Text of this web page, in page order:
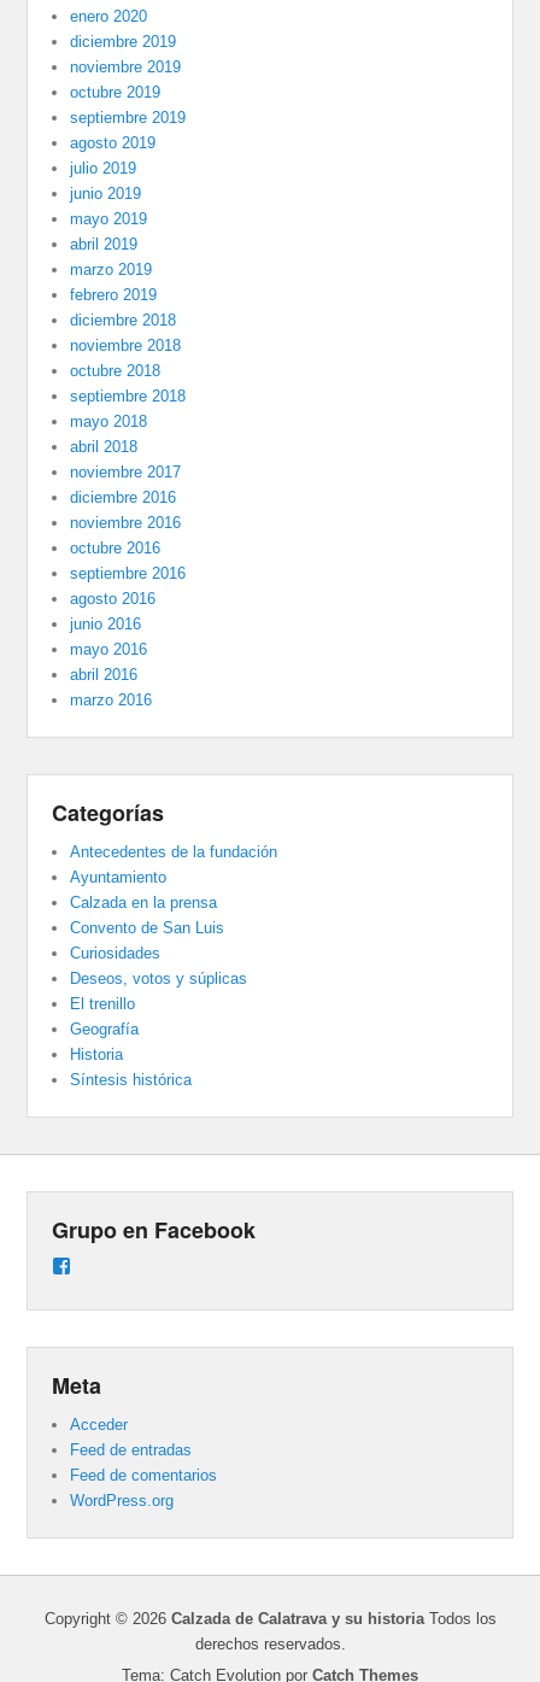
enero 2020
diciembre 2019
noviembre 2019
octubre 2019
septiembre 2019
agosto 2019
julio 2019
junio 2019
mayo 2019
abril 2019
marzo 2019
febrero 2019
diciembre 2018
noviembre 2018
octubre 2018
septiembre 2018
mayo 2018
abril 2018
noviembre 2017
diciembre 2016
noviembre 2016
octubre 2016
septiembre 2016
agosto 2016
junio 2016
mayo 2016
abril 2016
marzo 2016
Categorías
Antecedentes de la fundación
Ayuntamiento
Calzada en la prensa
Convento de San Luis
Curiosidades
Deseos, votos y súplicas
El trenillo
Geografía
Historia
Síntesis histórica
Grupo en Facebook
en
Meta
Acceder
Feed de entradas
Feed de comentarios
WordPress.org
Copyright © 2026 Calzada de Calatrava y su historiaTodos los
derechos reservados.
Tema: Catch Evolution por Catch Themes